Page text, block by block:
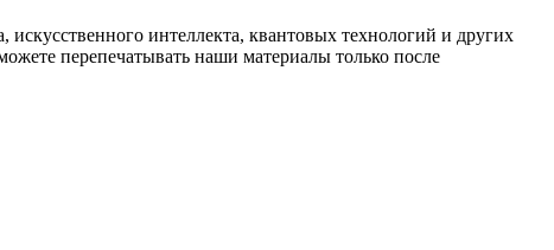
интеллекта, квантовых технологий и других
перепечатывать наши материалы только после